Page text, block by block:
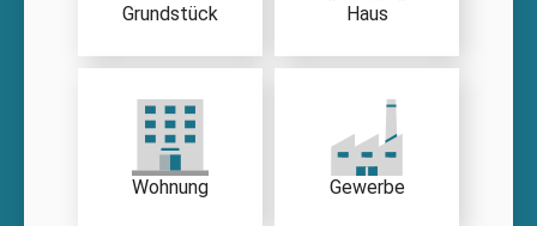
Grundstück Haus
Wohnung Gewerbe